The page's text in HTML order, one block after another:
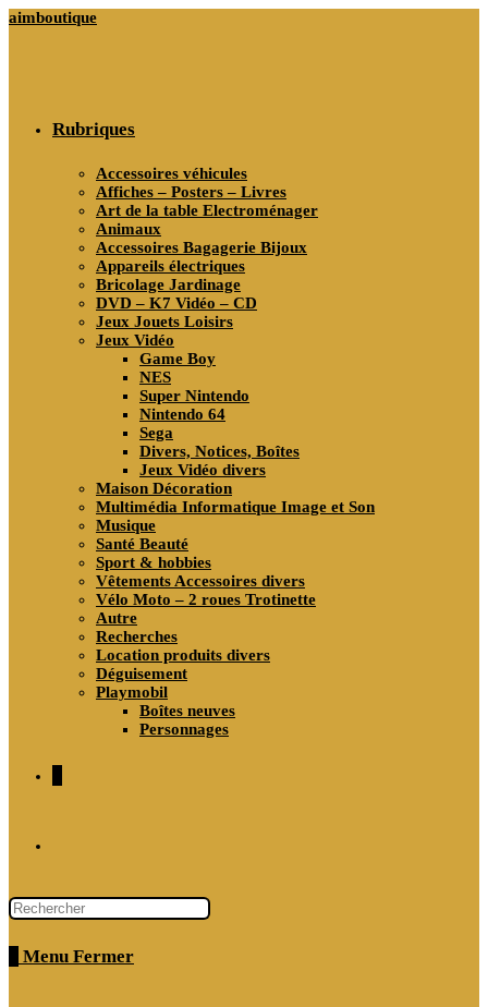
Skip
aimboutique
Rubriques
Accessoires véhicules
Affiches – Posters – Livres
Art de la table Electroménager
Animaux
Accessoires Bagagerie Bijoux
Appareils électriques
Bricolage Jardinage
DVD – K7 Vidéo – CD
Jeux Jouets Loisirs
Jeux Vidéo
Game Boy
NES
Super Nintendo
Nintendo 64
Sega
Divers, Notices, Boîtes
Jeux Vidéo divers
Maison Décoration
Multimédia Informatique Image et Son
Musique
Santé Beauté
Sport & hobbies
Vêtements Accessoires divers
Vélo Moto – 2 roues Trotinette
Autre
Recherches
Location produits divers
Déguisement
Playmobil
Boîtes neuves
Personnages
website
Menu Fermer